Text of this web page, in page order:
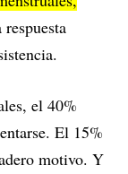
el 40%
El 15%
motivo. Y